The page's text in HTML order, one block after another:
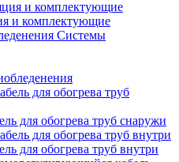
и комплектующие
Системы
для обогрева труб снаружи
для обогрева труб внутри